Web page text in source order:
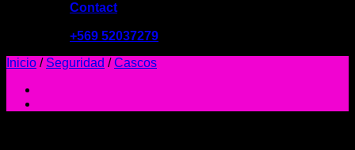
Contact
+569 52037279
Inicio / Seguridad / Cascos